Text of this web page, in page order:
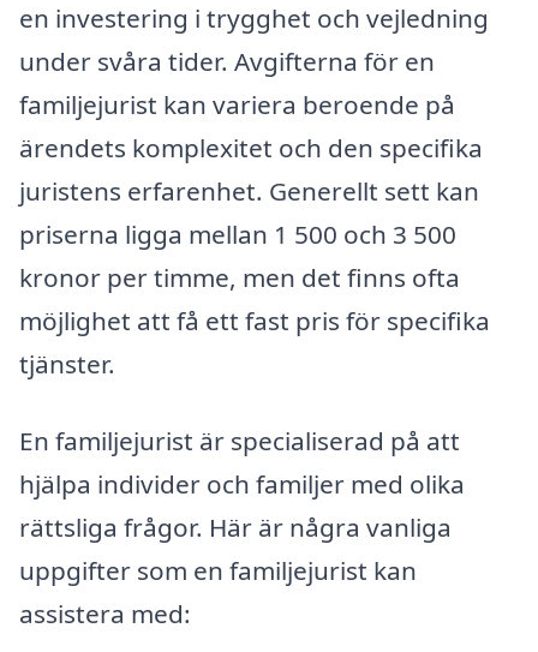
en investering i trygghet och vejledning
under svåra tider. Avgifterna för en
familjejurist kan variera beroende på
ärendets komplexitet och den specifika
juristens erfarenhet. Generellt sett kan
priserna ligga mellan 1 500 och 3 500
kronor per timme, men det finns ofta
möjlighet att få ett fast pris för specifika
tjänster.
En familjejurist är specialiserad på att
hjälpa individer och familjer med olika
rättsliga frågor. Här är några vanliga
uppgifter som en familjejurist kan
assistera med: